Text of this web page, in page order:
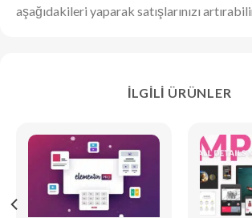
aşağıdakileri yaparak satışlarınızı
İLGILI ÜRÜNLER